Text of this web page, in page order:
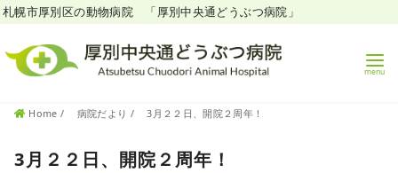
札幌市厚別区の動物病院 「厚別中央通どうぶつ病院」
Home 病院だより 3月２２日、開院２周年！
3月２２日、開院２周年！